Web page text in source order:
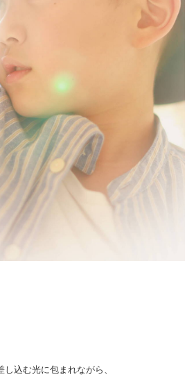
し込む光に包まれながら、